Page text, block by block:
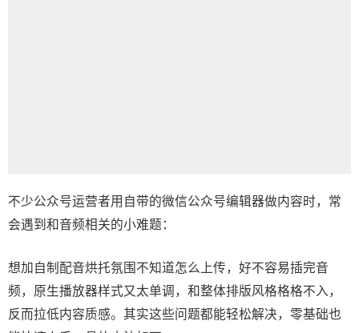
不少公众号运营者用自带的微信公众号编辑器做内容时，常
会遇到和音频相关的小难题：
想加自制配音烘托氛围不知道怎么上传，好不容易插完音
频，原生播放器样式又太单调，和整体排版风格格格不入，
反而拉低内容质感。其实这些问题都能轻松解决，零基础也